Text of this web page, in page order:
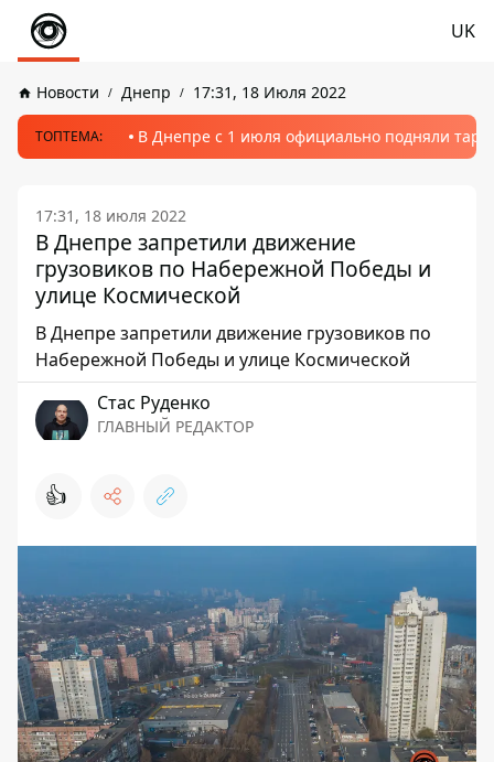
UK
Новости Днепр 17:31, 18 Июля 2022
ТОПТЕМА: В Днепре с 1 июля официально подняли
17:31, 18 июля 2022
В Днепре запретили движение
грузовиков по Набережной Победы и
улице Космической
В Днепре запретили движение грузовиков по
Набережной Победы и улице Космической
Стаc Руденко
ГЛАВНЫЙ РЕДАКТОР
👍